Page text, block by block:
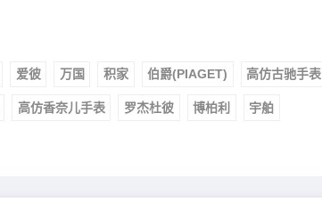
爱彼 万国 积家 伯爵(PIAGET) 高仿古驰手表
高仿香奈儿手表 罗杰杜彼 博柏利 宇舶